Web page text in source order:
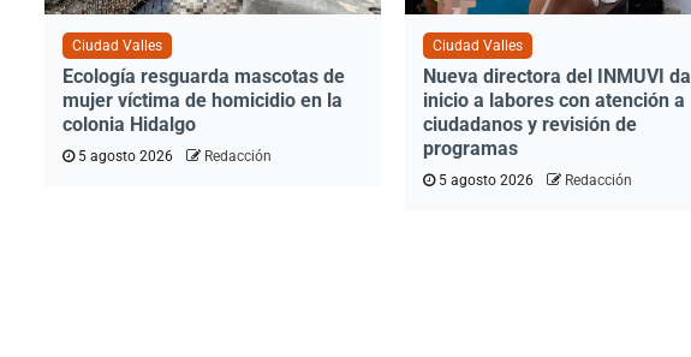
Ciudad Valles
Ecología resguarda mascotas de
mujer víctima de homicidio en la
colonia Hidalgo
5 agosto 2026 Redacción
Ciudad Valles
Nueva directora del INMUVI da
inicio a labores con atención a
ciudadanos y revisión de
programas
5 agosto 2026 Redacción